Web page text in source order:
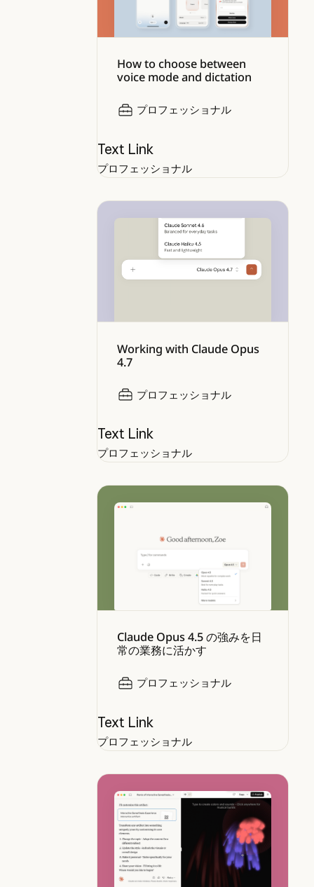
How to choose between
voice mode and dictation
プロフェッショナル
Text Link
プロフェッショナル
Working with Claude Opus
4.7
プロフェッショナル
Working with Claude Opus 4.7
Text Link
プロフェッショナル
Claude Opus 4.5 の強みを日
常の業務に活かす
プロフェッショナル
Claude Opus 4.5 の強みを日常の
Text Link
プロフェッショナル
Artifacts を使用して、コードを一